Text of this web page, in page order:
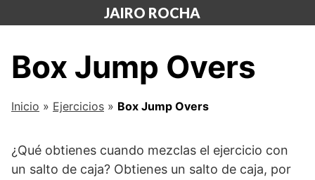
al
JAIRO ROCHA
Box Jump Overs
Inicio » Ejercicios » Box Jump Overs
¿Qué obtienes cuando mezclas el ejercicio con
un salto de caja? Obtienes un salto de caja, por